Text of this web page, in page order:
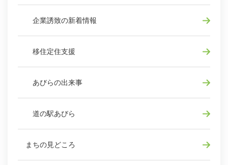
企業誘致の新着情報
移住定住支援
あびらの出来事
道の駅あびら
まちの見どころ